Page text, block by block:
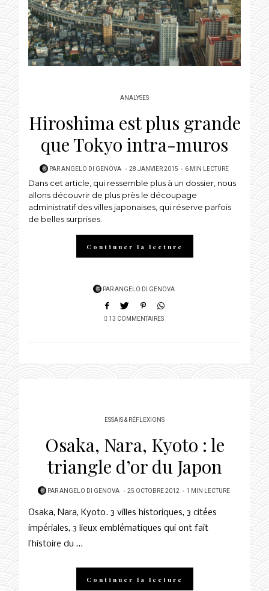
ANALYSES
Hiroshima est plus grande
que Tokyo intra-muros
PARANGELO DI GENOVA
POSTED
ON
28 JANVIER 2015 6 MIN LECTURE
Dans cet article, qui ressemble plus à un dossier, nous
allons découvrir de plus près le découpage
administratif des villes japonaises, qui réserve parfois
de belles surprises.
Continuer la lecture
PARANGELO DI GENOVA
13 COMMENTAIRES
ESSAIS & RÉFLEXIONS
Osaka, Nara, Kyoto : le
triangle d’or du Japon
PARANGELO DI GENOVA
POSTED
25 OCTOBRE 2012 1 MIN LECTURE
Osaka, Nara, Kyoto. 3 villes historiques, 3 citées
impériales, 3 lieux emblématiques qui ont fait
l’histoire du …
Continuer la lecture